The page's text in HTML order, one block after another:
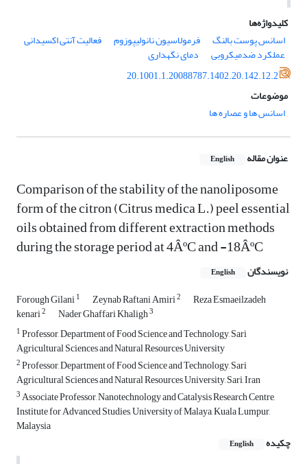
کلیدواژه‌ها
اسانس پوست بالنگ
فرمولاسیون نانولیپوزوم فعالیت آنتی اکسیدانی
عملکرد ضدمیکروبی
دمای نگهداری
20.1001.1.20088787.1402.20.142.12.2
موضوعات
اسانس ها و عصاره ها
عنوان مقاله English
Comparison of the stability of the nanoliposome
form of the citron (Citrus medica L.) peel essential
oils obtained from different extraction methods
during the storage period at 4ÂºC and -18ÂºC
نویسندگان English
Forough Gilani1 Zeynab Raftani Amiri2 Reza Esmaeilzadeh
kenari2 Nader Ghaffari Khaligh3
1Professor, Department of Food Science and Technology, Sari
Agricultural Sciences and Natural Resources University
2Professor, Department of Food Science and Technology, Sari
Agricultural Sciences and Natural Resources University, Sari, Iran
3Associate Professor, Nanotechnology and Catalysis Research Centre,
Institute for Advanced Studies, University of Malaya, Kuala Lumpur,
Malaysia
چکیده
English